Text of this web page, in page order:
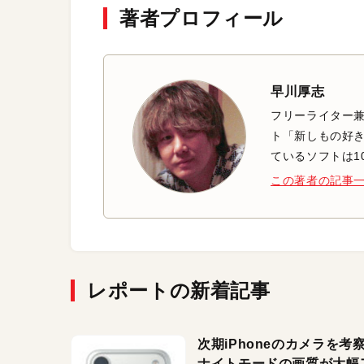
著者プロフィール
早川厚志
フリーライター
ト「新しもの好
ているソフトは
この著者の記事
レポートの新着記事
次期iPhoneのカメラを考